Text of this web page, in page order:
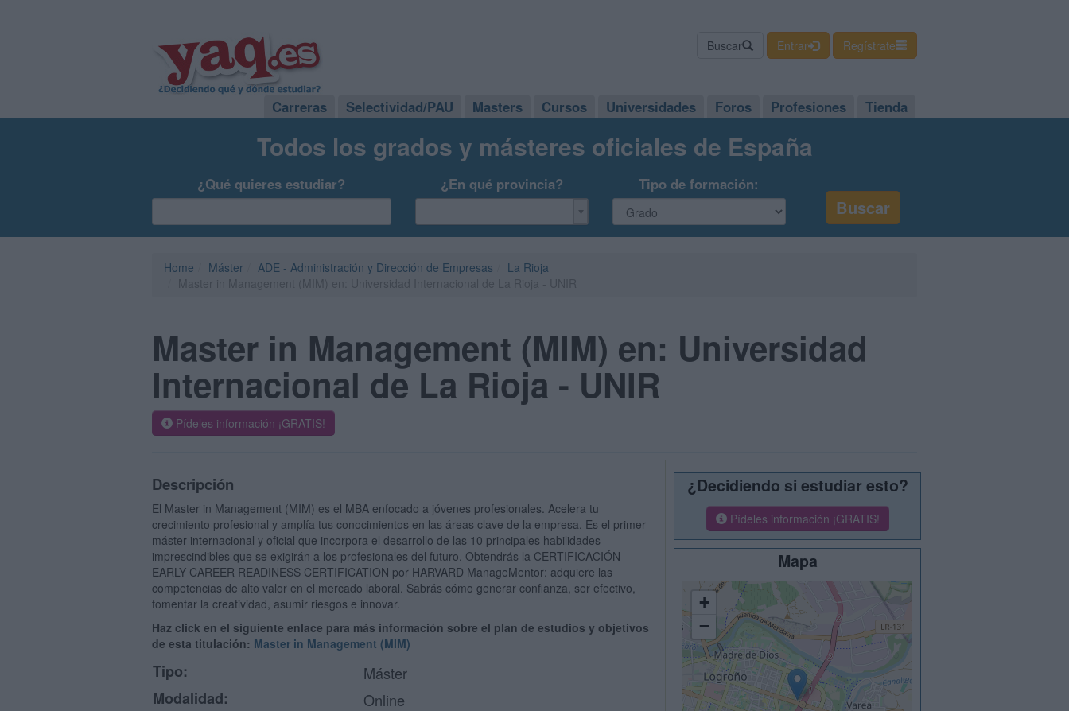
Buscar Entrar Regístrate
Carreras Selectividad/PAU Masters Cursos Universidades Foros Profesiones Tienda
Todos los grados y másteres oficiales de España
¿Qué quieres estudiar? ¿En qué provincia? Tipo de formación:
Home Máster ADE - Administración y Dirección de Empresas
La Rioja
Master in Management (MIM) en: Universidad
Internacional de La Rioja - UNIR
Pídeles información ¡GRATIS!
Descripción
El Master in Management (MIM) es el MBA enfocado a jóvenes profesionales. Acelera tu
crecimiento profesional y amplía tus conocimientos en las áreas clave de la empresa. Es el primer
máster internacional y oficial que incorpora el desarrollo de las 10 principales habilidades
imprescindibles que se exigirán a los profesionales del futuro. Obtendrás la CERTIFICACIÓN
EARLY CAREER READINESS CERTIFICATION por HARVARD ManageMentor: adquiere las
competencias de alto valor en el mercado laboral. Sabrás cómo generar confianza, ser efectivo,
fomentar la creatividad, asumir riesgos e innovar.
Haz click en el siguiente enlace para más información sobre el plan de estudios y objetivos
de esta titulación: Master in Management (MIM)
Tipo:
Máster
Modalidad:
Online
¿Decidiendo si estudiar esto?
Pídeles información ¡GRATIS!
Mapa
+
−